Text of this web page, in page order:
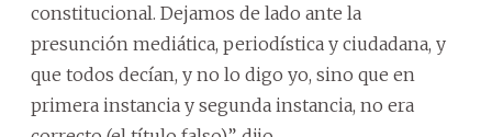
constitucional. Dejamos de lado ante la
presunción mediática, periodística y ciudadana, y
que todos decían, y no lo digo yo, sino que en
primera instancia y segunda instancia, no era